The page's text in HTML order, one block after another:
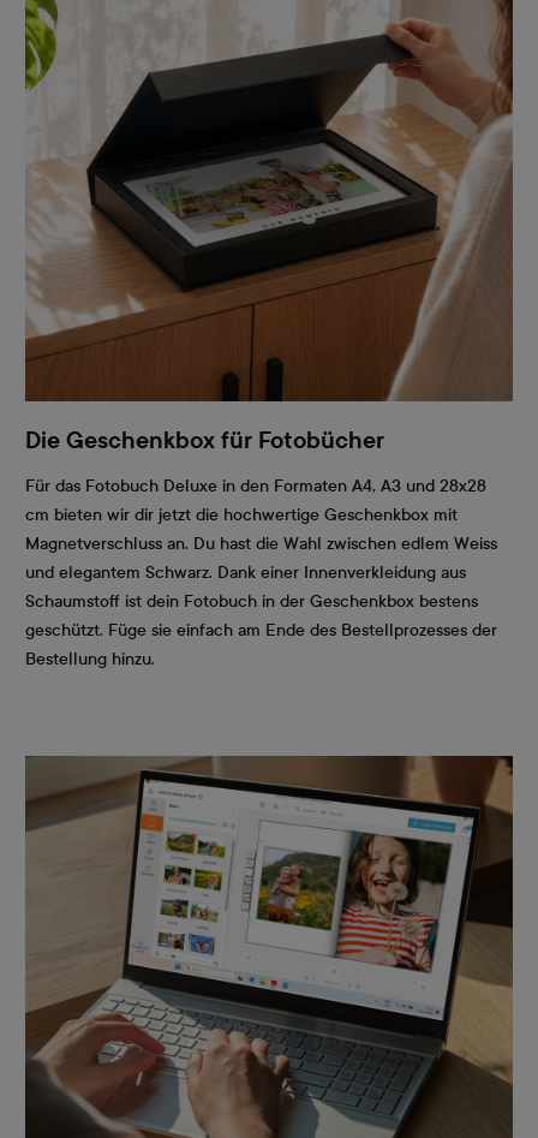
Die Geschenkbox für Fotobücher
Für das Fotobuch Deluxe in den Formaten A4, A3 und 28x28
cm bieten wir dir jetzt die hochwertige Geschenkbox mit
Magnetverschluss an. Du hast die Wahl zwischen edlem Weiss
und elegantem Schwarz. Dank einer Innenverkleidung aus
Schaumstoff ist dein Fotobuch in der Geschenkbox bestens
geschützt. Füge sie einfach am Ende des Bestellprozesses der
Bestellung hinzu.